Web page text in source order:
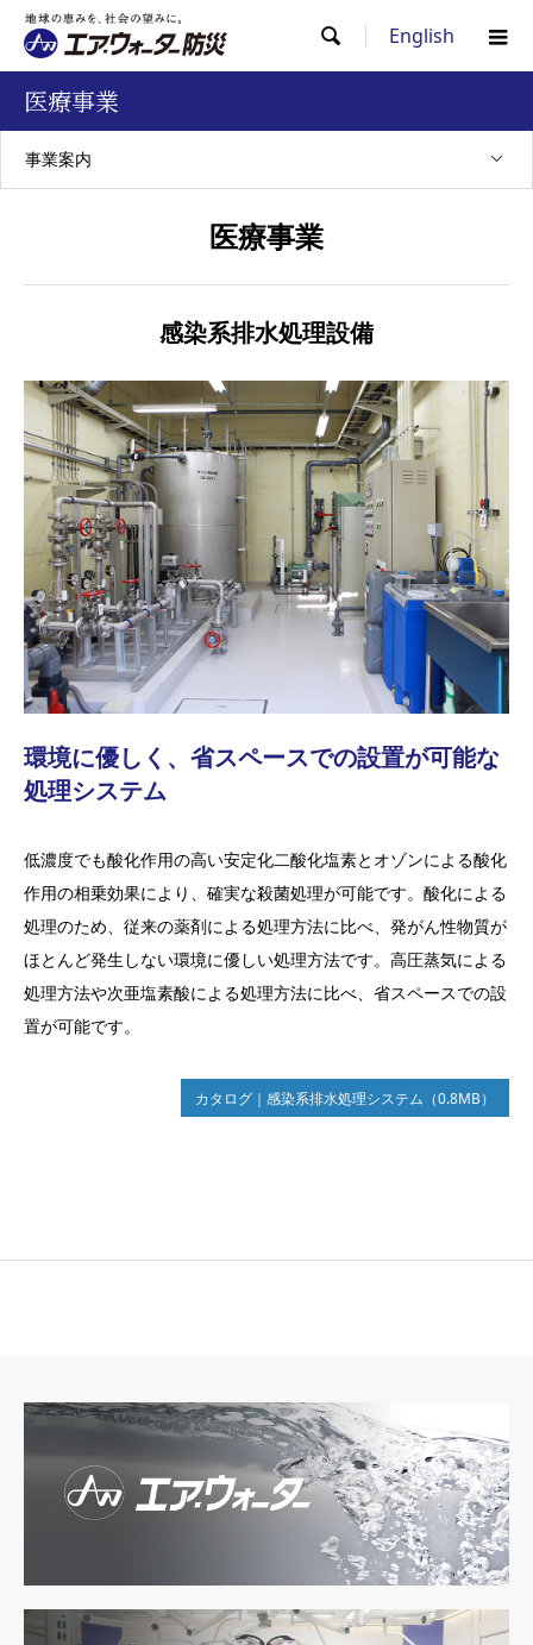
 English
医療事業
事業案内
医療事業
感染系排水処理設備
環境に優しく、省スペースでの設置が可能な
処理システム
低濃度でも酸化作用の高い安定化二酸化塩素とオゾンによる酸化
作用の相乗効果により、確実な殺菌処理が可能です。酸化による
処理のため、従来の薬剤による処理方法に比べ、発がん性物質が
ほとんど発生しない環境に優しい処理方法です。高圧蒸気による
処理方法や次亜塩素酸による処理方法に比べ、省スペースでの設
置が可能です。
カタログ｜感染系排水処理システム（0.8MB）